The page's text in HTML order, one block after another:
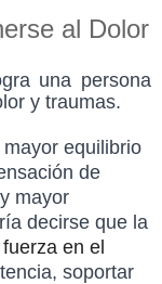
al Dolor
una persona
y traumas.
equilibrio
de
mayor
decirse que la
en el
soportar